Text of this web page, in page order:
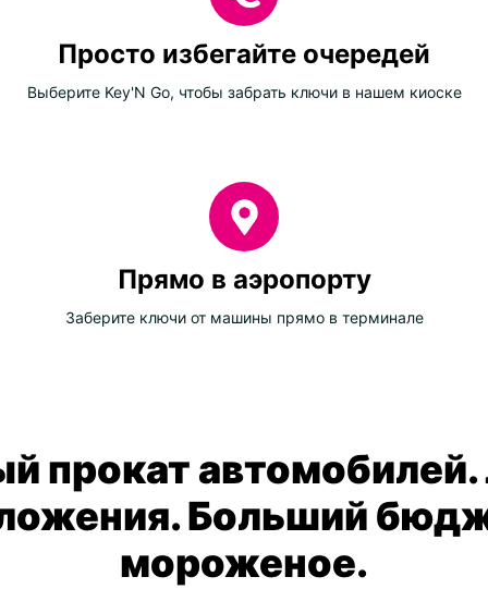
Просто избегайте очередей
Выберите Key'N Go, чтобы забрать ключи в нашем киоске
Прямо в аэропорту
Заберите ключи от машины прямо в терминале
прокат
Больший
мороженое.